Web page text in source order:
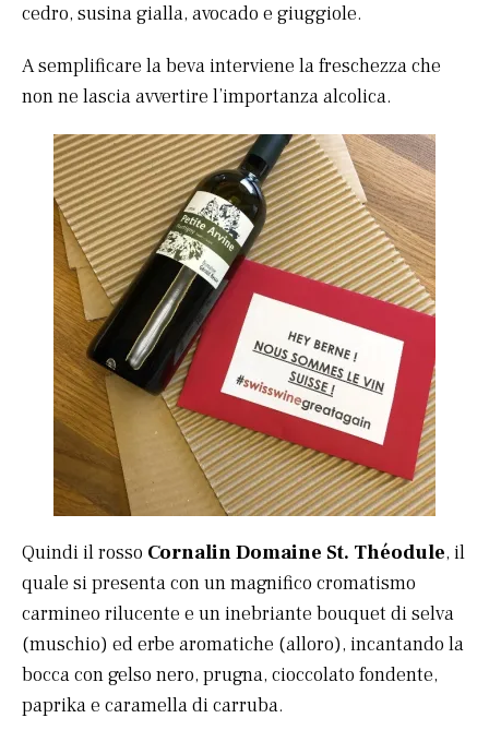
cedro, susina gialla, avocado e giuggiole.
A semplificare la beva interviene la freschezza che
non ne lascia avvertire l’importanza alcolica.
Quindi il rosso Cornalin Domaine St. Théodule, il
quale si presenta con un magnifico cromatismo
carmineo rilucente e un inebriante bouquet di selva
(muschio) ed erbe aromatiche (alloro), incantando la
bocca con gelso nero, prugna, cioccolato fondente,
paprika e caramella di carruba.